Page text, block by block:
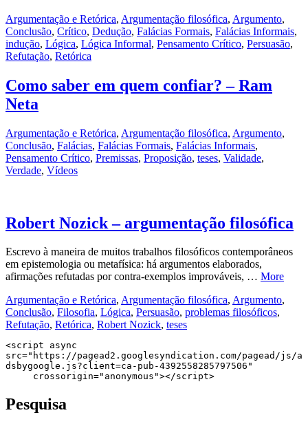
Argumentação e Retórica, Argumentação filosófica, Argumento,
Conclusão, Crítico, Dedução, Falácias Formais, Falácias Informais,
indução, Lógica, Lógica Informal, Pensamento Crítico, Persuasão,
Refutação, Retórica
Como saber em quem confiar? – Ram
Neta
Argumentação e Retórica, Argumentação filosófica, Argumento,
Conclusão, Falácias, Falácias Formais, Falácias Informais,
Pensamento Crítico, Premissas, Proposição, teses, Validade,
Verdade, Vídeos
Robert Nozick – argumentação filosófica
Escrevo à maneira de muitos trabalhos filosóficos contemporâneos
em epistemologia ou metafísica: há argumentos elaborados,
afirmações refutadas por contra-exemplos improváveis, … More
Argumentação e Retórica, Argumentação filosófica, Argumento,
Conclusão, Filosofia, Lógica, Persuasão, problemas filosóficos,
Refutação, Retórica, Robert Nozick, teses
<script async
src="https://pagead2.googlesyndication.com/pagead/js/a
dsbygoogle.js?client=ca-pub-4392558285797506"
     crossorigin="anonymous"></script>
Pesquisa